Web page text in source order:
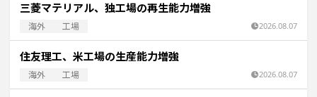
三菱マテリアル、独工場の再生能力増強
海外 工場 2026.08.07
住友理工、米工場の生産能力増強
海外 工場 2026.08.07